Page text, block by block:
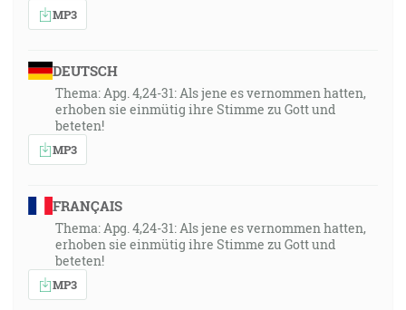
MP3
DEUTSCH
Thema: Apg. 4,24-31: Als jene es vernommen hatten,
erhoben sie einmütig ihre Stimme zu Gott und
beteten!
MP3
FRANÇAIS
Thema: Apg. 4,24-31: Als jene es vernommen hatten,
erhoben sie einmütig ihre Stimme zu Gott und
beteten!
MP3